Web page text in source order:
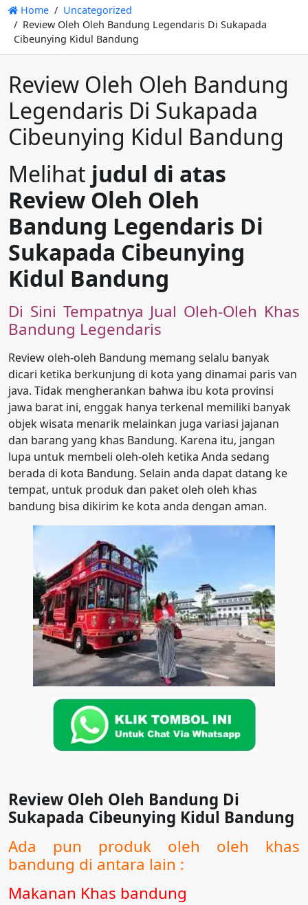
Home
Uncategorized
Review Oleh Oleh Bandung Legendaris Di Sukapada
Cibeunying Kidul Bandung
Review Oleh Oleh Bandung
Legendaris Di Sukapada
Cibeunying Kidul Bandung
Melihat judul di atas
Review Oleh Oleh
Bandung Legendaris Di
Sukapada Cibeunying
Kidul Bandung
Di Sini Tempatnya Jual Oleh-Oleh Khas
Bandung Legendaris
Review oleh-oleh Bandung memang selalu banyak
dicari ketika berkunjung di kota yang dinamai paris van
java. Tidak mengherankan bahwa ibu kota provinsi
jawa barat ini, enggak hanya terkenal memiliki banyak
objek wisata menarik melainkan juga variasi jajanan
dan barang yang khas Bandung. Karena itu, jangan
lupa untuk membeli oleh-oleh ketika Anda sedang
berada di kota Bandung. Selain anda dapat datang ke
tempat, untuk produk dan paket oleh oleh khas
bandung bisa dikirim ke kota anda dengan aman.
Review Oleh Oleh Bandung Di
Sukapada Cibeunying Kidul Bandung
Ada pun produk oleh oleh khas
bandung di antara lain :
Makanan Khas bandung